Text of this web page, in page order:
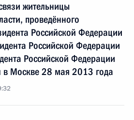
жительницы
проведённого
Российской Федерации
Российской Федерации
Российской Федерации
в Москве 28 мая 2013 года